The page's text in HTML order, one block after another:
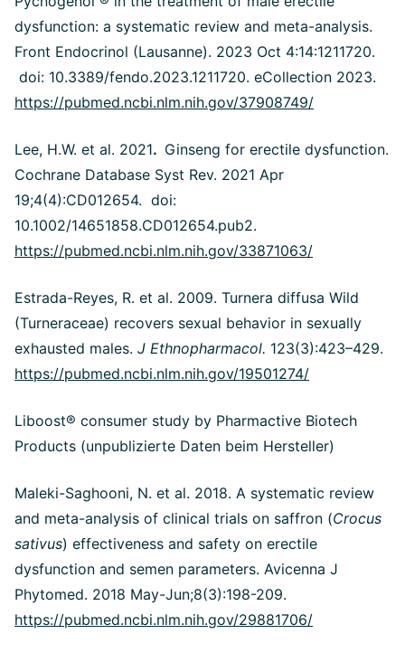
dysfunction: a systematic review and meta-analysis.
Front Endocrinol (Lausanne). 2023 Oct 4:14:1211720.
doi: 10.3389/fendo.2023.1211720. eCollection 2023.
https://pubmed.ncbi.nlm.nih.gov/37908749/
Lee, H.W. et al. 2021. Ginseng for erectile dysfunction.
Cochrane Database Syst Rev. 2021 Apr
19;4(4):CD012654. doi:
10.1002/14651858.CD012654.pub2.
https://pubmed.ncbi.nlm.nih.gov/33871063/
Estrada-Reyes, R. et al. 2009. Turnera diffusa Wild
(Turneraceae) recovers sexual behavior in sexually
exhausted males. J Ethnopharmacol. 123(3):423–429.
https://pubmed.ncbi.nlm.nih.gov/19501274/
Liboost® consumer study by Pharmactive Biotech
Products (unpublizierte Daten beim Hersteller)
Maleki-Saghooni, N. et al. 2018. A systematic review
and meta-analysis of clinical trials on saffron (Crocus
sativus) effectiveness and safety on erectile
dysfunction and semen parameters. Avicenna J
Phytomed. 2018 May-Jun;8(3):198-209.
https://pubmed.ncbi.nlm.nih.gov/29881706/